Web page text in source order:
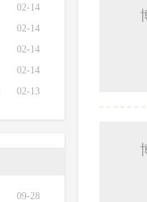
02-14
02-14
02-14
02-14
02-13
09-28